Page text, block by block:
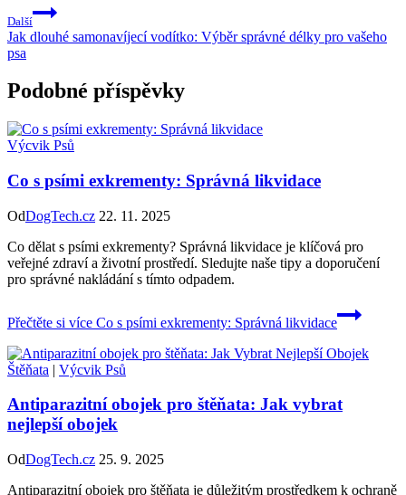
Další
Jak dlouhé samonavíjecí vodítko: Výběr správné délky pro vašeho
psa
Podobné příspěvky
Výcvik Psů
Co s psími exkrementy: Správná likvidace
OdDogTech.cz 22. 11. 2025
Co dělat s psími exkrementy? Správná likvidace je klíčová pro
veřejné zdraví a životní prostředí. Sledujte naše tipy a doporučení
pro správné nakládání s tímto odpadem.
Přečtěte si více Co s psími exkrementy: Správná likvidace
Štěňata | Výcvik Psů
Antiparazitní obojek pro štěňata: Jak vybrat
nejlepší obojek
OdDogTech.cz 25. 9. 2025
Antiparazitní obojek pro štěňata je důležitým prostředkem k ochraně